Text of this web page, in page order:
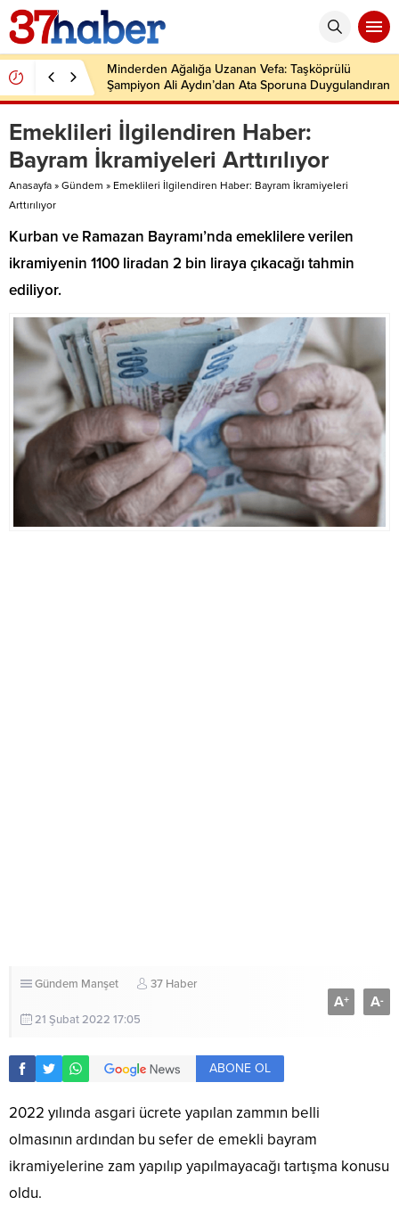
Minderden Ağalığa Uzanan Vefa: Taşköprülü
Şampiyon Ali Aydın’dan Ata Sporuna Duygulandıran
Dönüş
Emeklileri İlgilendiren Haber:
Bayram İkramiyeleri Arttırılıyor
Anasayfa » Gündem » Emeklileri İlgilendiren Haber: Bayram İkramiyeleri
Arttırılıyor
Kurban ve Ramazan Bayramı’nda emeklilere verilen
ikramiyenin 1100 liradan 2 bin liraya çıkacağı tahmin
ediliyor.
Gündem Manşet 37 Haber
21 Şubat 2022 17:05
A+ A-
ABONE OL
2022 yılında asgari ücrete yapılan zammın belli
olmasının ardından bu sefer de emekli bayram
ikramiyelerine zam yapılıp yapılmayacağı tartışma konusu
oldu.